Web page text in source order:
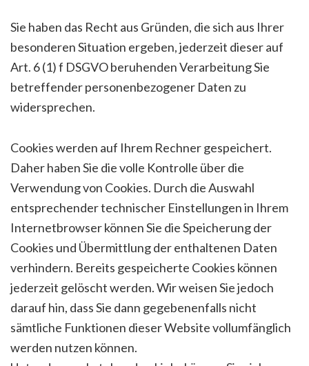
Sie haben das Recht aus Gründen, die sich aus Ihrer
besonderen Situation ergeben, jederzeit dieser auf
Art. 6 (1) f DSGVO beruhenden Verarbeitung Sie
betreffender personenbezogener Daten zu
widersprechen.
Cookies werden auf Ihrem Rechner gespeichert.
Daher haben Sie die volle Kontrolle über die
Verwendung von Cookies. Durch die Auswahl
entsprechender technischer Einstellungen in Ihrem
Internetbrowser können Sie die Speicherung der
Cookies und Übermittlung der enthaltenen Daten
verhindern. Bereits gespeicherte Cookies können
jederzeit gelöscht werden. Wir weisen Sie jedoch
darauf hin, dass Sie dann gegebenenfalls nicht
sämtliche Funktionen dieser Website vollumfänglich
werden nutzen können.